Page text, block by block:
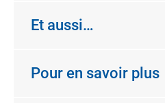
Et aussi…
Pour en savoir plus